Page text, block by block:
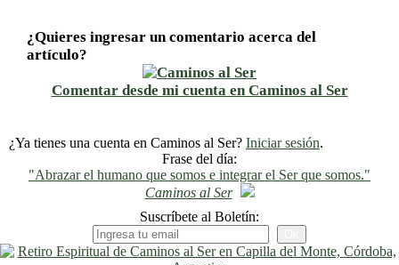
¿Quieres ingresar un comentario acerca del
artículo?
Comentar desde mi cuenta en Caminos al Ser
¿Ya tienes una cuenta en Caminos al Ser? Iniciar sesión.
Frase del día:
"Abrazar el humano que somos e integrar el Ser que somos."
Caminos al Ser
Suscríbete al Boletín: